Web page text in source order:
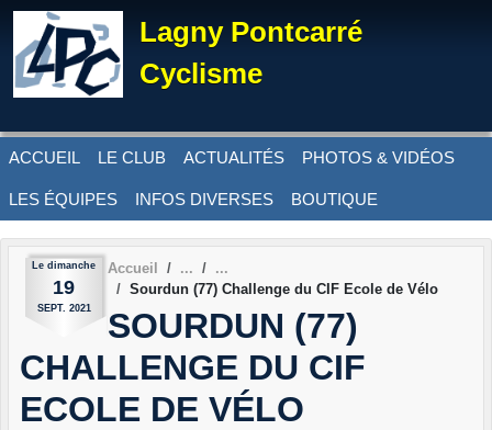
Lagny Pontcarré
Cyclisme
ACCUEIL LE CLUB ACTUALITÉS PHOTOS & VIDÉOS
LES ÉQUIPES INFOS DIVERSES BOUTIQUE
Le dimanche
19
SEPT. 2021
Accueil
Sourdun (77) Challenge du CIF Ecole de Vélo
SOURDUN (77)
CHALLENGE DU CIF
ECOLE DE VÉLO
Panneau de gestion des cookies